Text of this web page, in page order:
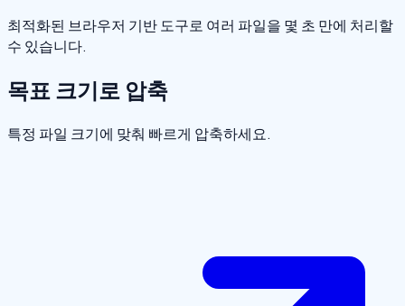
최적화된 브라우저 기반 도구로 여러 파일을 몇 초 만에 처리할
수 있습니다.
목표 크기로 압축
특정 파일 크기에 맞춰 빠르게 압축하세요.